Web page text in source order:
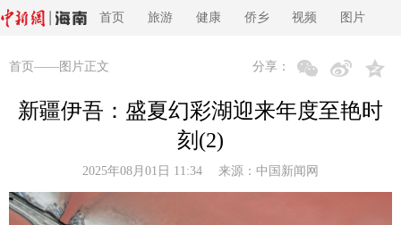
首页 旅游 健康 侨乡 视频 图片
首页 ——图片正文 分享：
新疆伊吾：盛夏幻彩湖迎来年度至艳时
刻(2)
2025年08月01日 11:34 来源： 中国新闻网